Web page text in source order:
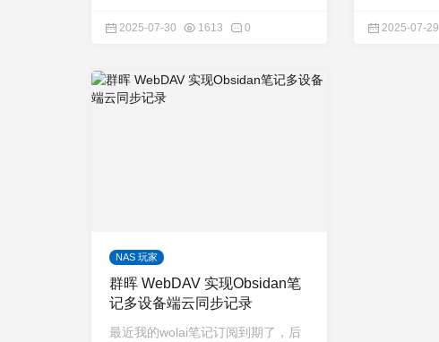
2025-07-30 1613 0 2025-07-29
NAS 玩家
群晖 WebDAV 实现Obsidan笔
记多设备端云同步记录
最近我的wolai笔记订阅到期了，后